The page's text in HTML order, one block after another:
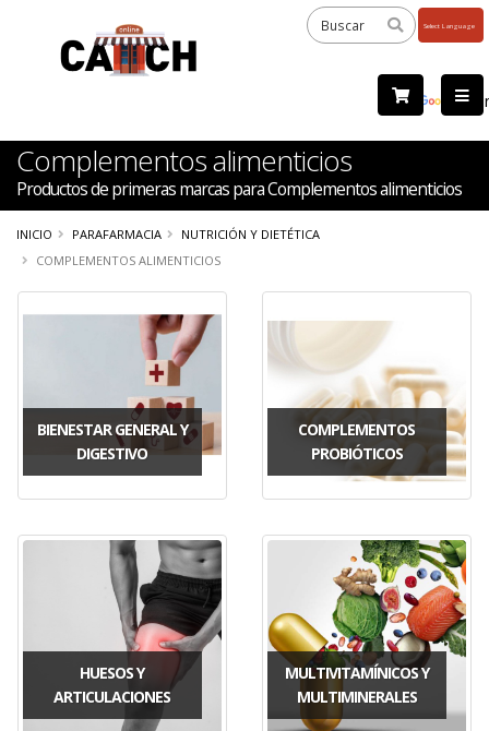
by
Complementos alimenticios
Productos de primeras marcas para Complementos alimenticios
INICIO PARAFARMACIA
NUTRICIÓN Y DIETÉTICA
COMPLEMENTOS ALIMENTICIOS
BIENESTAR GENERAL Y
DIGESTIVO
COMPLEMENTOS
PROBIÓTICOS
HUESOS Y
ARTICULACIONES
MULTIVITAMÍNICOS Y
MULTIMINERALES